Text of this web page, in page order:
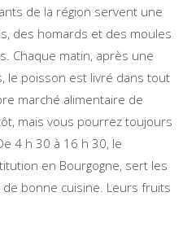
de la région servent une
des homards et des moules
Chaque matin, après une
le poisson est livré dans tout
marché alimentaire de
mais vous pourrez toujours
4 h 30 à 16 h 30, le
en Bourgogne, sert les
bonne cuisine. Leurs fruits